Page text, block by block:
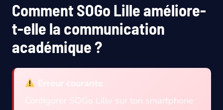
Comment SOGo Lille améliore-
t-elle la communication
académique ?
Erreur courante
Configurer SOGo Lille sur ton smartphone